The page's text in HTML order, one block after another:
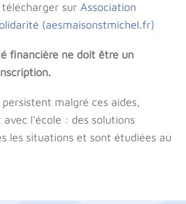
sur Association
(aesmaisonstmichel.fr)
financière ne doit être un
malgré ces aides,
l'école : des solutions
les situations et sont étudiées au